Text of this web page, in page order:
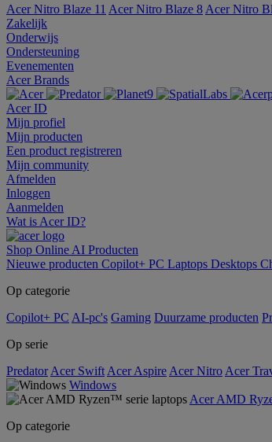
Acer Nitro Blaze 11 Acer Nitro Blaze 8 Acer Nitro
Zakelijk
Onderwijs
Ondersteuning
Evenementen
Acer Brands
Acer ID
Mijn profiel
Mijn producten
Een product registreren
Mijn community
Afmelden
Inloggen
Aanmelden
Wat is Acer ID?
Shop Online AI Producten
Nieuwe producten Copilot+ PC Laptops Desktops
Op categorie
Copilot+ PC AI-pc's Gaming Duurzame producten
Op serie
Predator Acer Swift Acer Aspire Acer Nitro Acer
Windows
Acer AMD
Op categorie